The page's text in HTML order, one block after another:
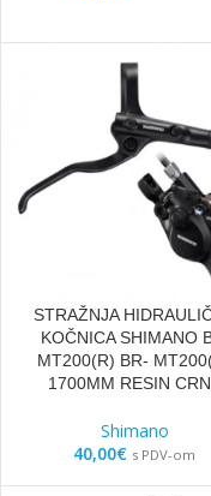
STRAŽNJA
KOČNICA SHIMANO
MT200(R) BR-
1700MM RESIN
Shimano
40,00€ s PDV-om